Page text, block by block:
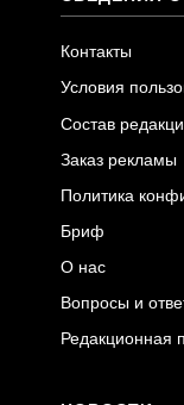
Контакты
Условия
Состав
Заказ рекламы
Политика
Бриф
О нас
Вопросы и
Редакционная